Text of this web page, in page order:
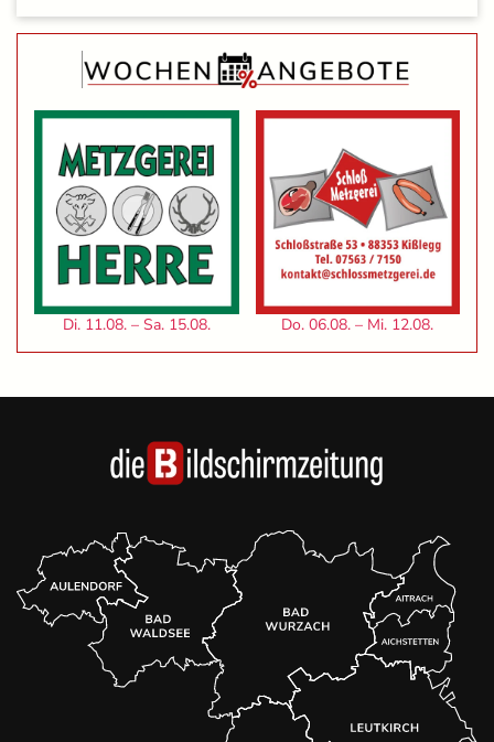
Di. 11.08. – Sa. 15.08. Do. 06.08. – Mi. 12.08.